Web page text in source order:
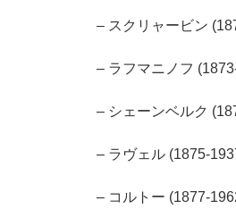
– スクリャービン
– ラフマニノフ
– シェーンベルク
– ラヴェル (1875-
– コルトー (1877-